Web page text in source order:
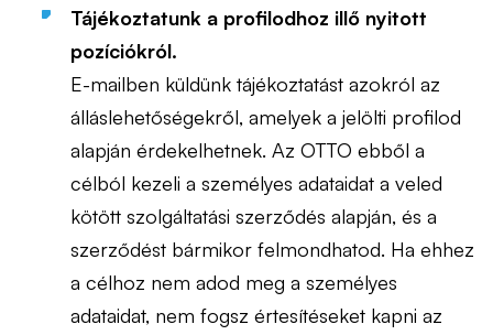
Tájékoztatunk a profilodhoz illő nyitott
pozíciókról.
E-mailben küldünk tájékoztatást azokról az
álláslehetőségekről, amelyek a jelölti profilod
alapján érdekelhetnek. Az OTTO ebből a
célból kezeli a személyes adataidat a veled
kötött szolgáltatási szerződés alapján, és a
szerződést bármikor felmondhatod. Ha ehhez
a célhoz nem adod meg a személyes
adataidat, nem fogsz értesítéseket kapni az